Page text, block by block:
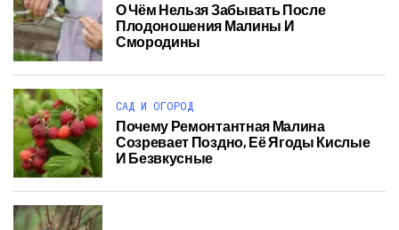
О Чём Нельзя Забывать После
Плодоношения Малины И
Смородины
САД И ОГОРОД
Почему Ремонтантная Малина
Созревает Поздно, Её Ягоды Кислые
И Безвкусные